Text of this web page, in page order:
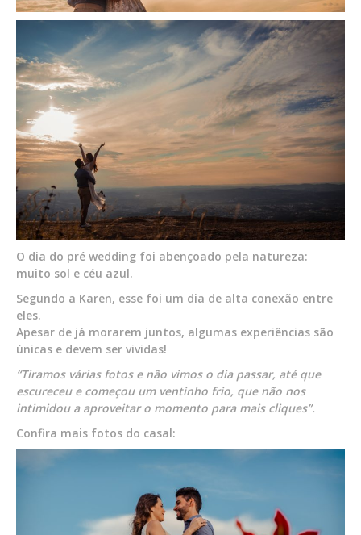
O dia do pré wedding foi abençoado pela natureza:
muito sol e céu azul.
Segundo a Karen, esse foi um dia de alta conexão entre
eles.
Apesar de já morarem juntos, algumas experiências são
únicas e devem ser vividas!
“Tiramos várias fotos e não vimos o dia passar, até que
escureceu e começou um ventinho frio, que não nos
intimidou a aproveitar o momento para mais cliques”.
Confira mais fotos do casal: